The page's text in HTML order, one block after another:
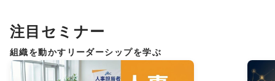
注目セミナー
組織を動かすリーダーシップを学ぶ